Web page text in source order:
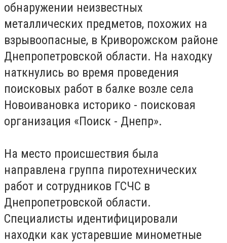
обнаружении неизвестных
металлических предметов, похожих на
взрывоопасные, в Криворожском районе
Днепропетровской области. На находку
наткнулись во время проведения
поисковых работ в балке возле села
Новоивановка историко - поисковая
организация «Поиск - Днепр».
На место происшествия была
направлена ​​группа пиротехнических
работ и сотрудников ГСЧС в
Днепропетровской области.
Специалисты идентифицировали
находки как устаревшие минометные